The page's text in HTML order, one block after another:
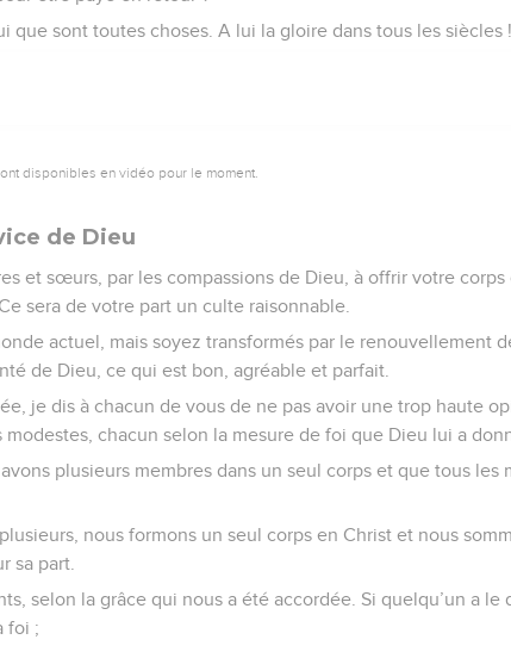
que sont toutes choses. A lui la gloire dans tous les siècles
disponibles en vidéo pour le moment.
de Dieu
et sœurs, par les compassions de Dieu, à offrir votre
sera de votre part un culte raisonnable.
actuel, mais soyez transformés par le renouvellement
de Dieu, ce qui est bon, agréable et parfait.
je dis à chacun de vous de ne pas avoir une trop haute
chacun selon la mesure de foi que Dieu lui a
plusieurs membres dans un seul corps et que tous les
nous formons un seul corps en Christ et nous
sa part.
selon la grâce qui nous a été accordée. Si quelqu’un a le
foi ;